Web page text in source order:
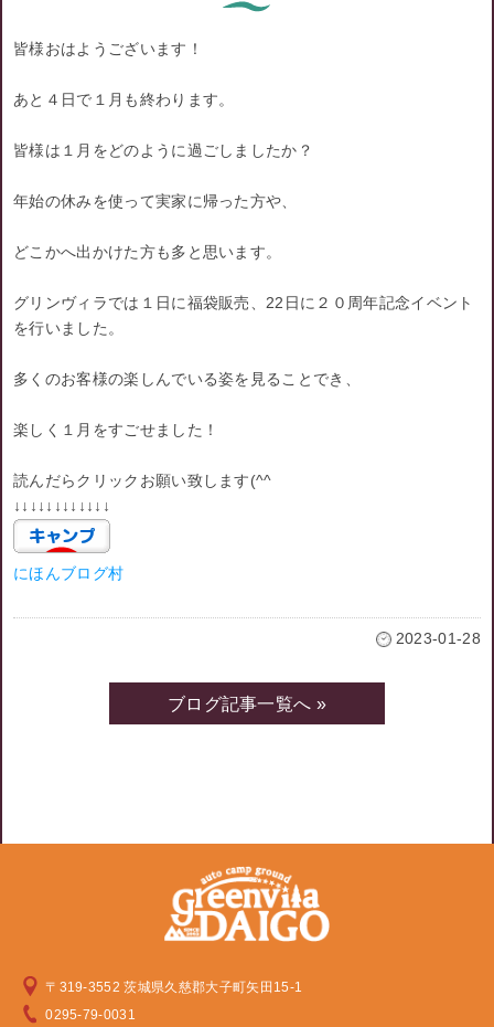
皆様おはようございます！
あと４日で１月も終わります。
皆様は１月をどのように過ごしましたか？
年始の休みを使って実家に帰った方や、
どこかへ出かけた方も多と思います。
グリンヴィラでは１日に福袋販売、22日に２０周年記念イベント
を行いました。
多くのお客様の楽しんでいる姿を見ることでき、
楽しく１月をすごせました！
読んだらクリックお願い致します(^^ゞ
↓↓↓↓↓↓↓↓↓↓↓↓
にほんブログ村
2023-01-28
ブログ記事一覧へ »
〒319-3552 茨城県久慈郡大子町矢田15-1
0295-79-0031